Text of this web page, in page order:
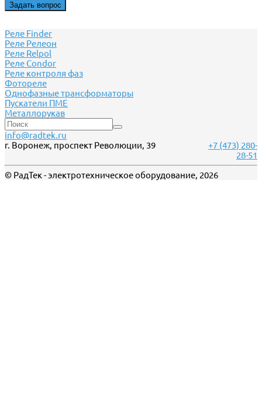
Задать вопрос
Реле Finder
Реле Релеон
Реле Relpol
Реле Сondor
Реле контроля фаз
Фотореле
Однофазные трансформаторы
Пускатели ПМЕ
Металлорукав
info@radtek.ru
г. Воронеж, проспект Революции, 39
+7 (473) 280-
28-51
© РадТек - электротехническое оборудование, 2026